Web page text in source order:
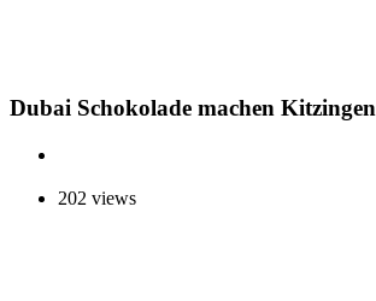
Dubai Schokolade machen Kitzingen
202 views